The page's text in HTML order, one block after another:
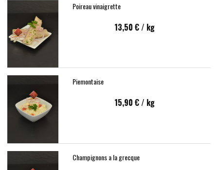
Poireau vinaigrette
13,50 €/ kg
Piemontaise
15,90 €/ kg
Champignons a la grecque